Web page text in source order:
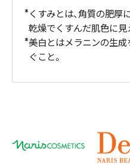
くすみとは、角質の肥厚
乾燥でくすんだ肌色に見
美白とはメラニンの生成
ぐこと。